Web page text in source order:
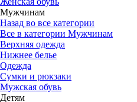
Мужчинам
Назад во все категории
Все в категории Мужчинам
Верхняя одежда
Нижнее белье
Одежда
Сумки и рюкзаки
Мужская обувь
Детям